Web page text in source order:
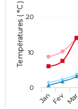
Températures ( °C )
JanFev Mar
0
10
20